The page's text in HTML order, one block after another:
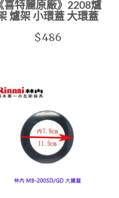
喜特麗原廠》2208爐
爐架 小環蓋 大環蓋
$486